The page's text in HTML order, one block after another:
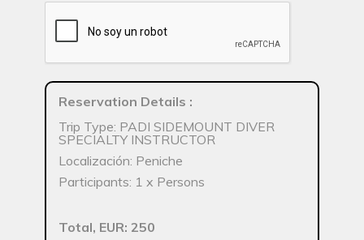
Reservation Details :
Trip Type: PADI SIDEMOUNT DIVER
SPECIALTY INSTRUCTOR
Localización: Peniche
Participants: 1 x Persons
Total, EUR: 250